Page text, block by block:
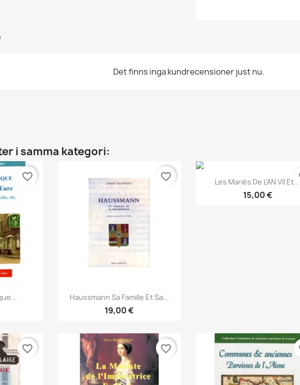
Det finns inga kundrecensioner just nu.
i samma kategori:
favorite_border
Snabbvy
Haussmann Sa Famille Et Sa...
19,00 €
favorite_border Snabbvy
Les Mariés De L'AN VII Et...
15,00 €
favorite_border favorite_border